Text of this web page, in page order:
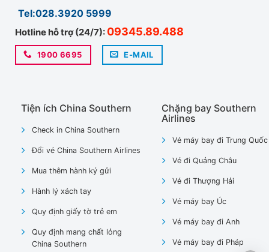
Tel:028.3920 5999
Hotline hỗ trợ (24/7): 09345.89.488
1900 6695 E-MAIL
Tiện ích China Southern
Check in China Southern
Đổi vé China Southern Airlines
Mua thêm hành ký gửi
Hành lý xách tay
Quy định giấy tờ trẻ em
Quy định mang chất lỏng
China Southern
Chặng bay Southern
Airlines
Vé máy bay đi Trung Quốc
Vé đi Quảng Châu
Vé đi Thượng Hải
Vé máy bay Úc
Vé máy bay đi Anh
Vé máy bay đi Pháp